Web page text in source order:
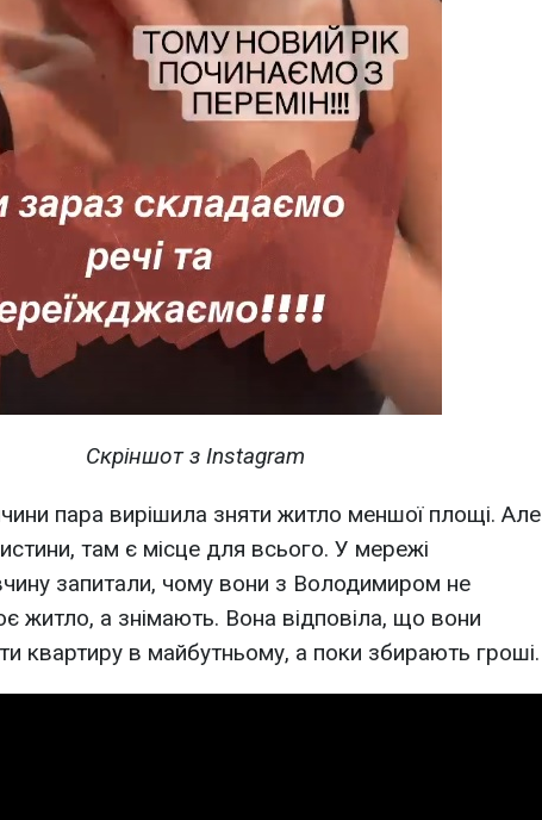
Скріншот з Instagram
пара вирішила зняти житло меншої площі. Але
там є місце для всього. У мережі
запитали, чому вони з Володимиром не
житло, а знімають. Вона відповіла, що вони
квартиру в майбутньому, а поки збирають гроші.